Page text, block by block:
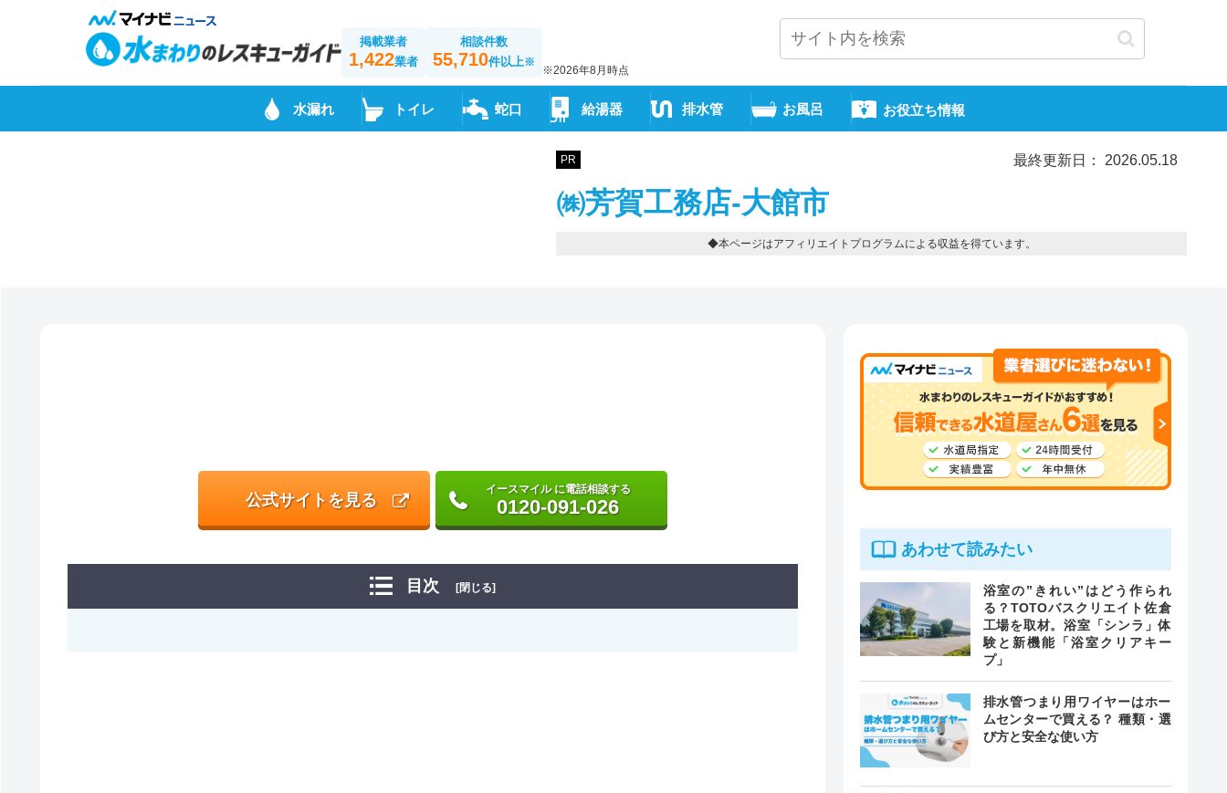
掲載業者
1,422業者
相談件数
55,710件以上※
※2026年8月時点
水漏れ トイレ 蛇口 給湯器 排水管 お風呂 お役立ち情報
PR 最終更新日： 2026.05.18
㈱芳賀工務店-大館市
◆本ページはアフィリエイトプログラムによる収益を得ています。
公式サイトを見る
イースマイル に電話相談する
0120-091-026
目次 [閉じる]
あわせて読みたい
浴室の”きれい”はどう作られ
る？TOTOバスクリエイト佐倉
工場を取材。浴室「シンラ」体
験と新機能「浴室クリアキー
プ」
排水管つまり用ワイヤーはホー
ムセンターで買える？ 種類・選
び方と安全な使い方